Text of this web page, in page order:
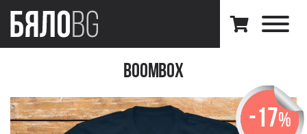
BoomBox
-17%